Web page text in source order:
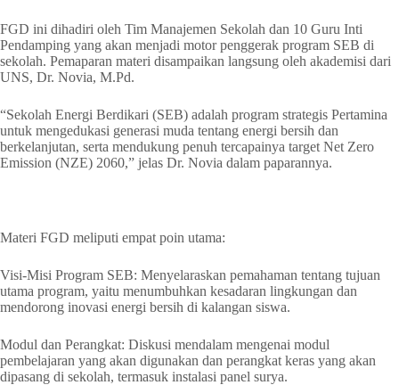
FGD ini dihadiri oleh Tim Manajemen Sekolah dan 10 Guru Inti
Pendamping yang akan menjadi motor penggerak program SEB di
sekolah. Pemaparan materi disampaikan langsung oleh akademisi dari
UNS, Dr. Novia, M.Pd.
“Sekolah Energi Berdikari (SEB) adalah program strategis Pertamina
untuk mengedukasi generasi muda tentang energi bersih dan
berkelanjutan, serta mendukung penuh tercapainya target Net Zero
Emission (NZE) 2060,” jelas Dr. Novia dalam paparannya.
Materi FGD meliputi empat poin utama:
Visi-Misi Program SEB: Menyelaraskan pemahaman tentang tujuan
utama program, yaitu menumbuhkan kesadaran lingkungan dan
mendorong inovasi energi bersih di kalangan siswa.
Modul dan Perangkat: Diskusi mendalam mengenai modul
pembelajaran yang akan digunakan dan perangkat keras yang akan
dipasang di sekolah, termasuk instalasi panel surya.